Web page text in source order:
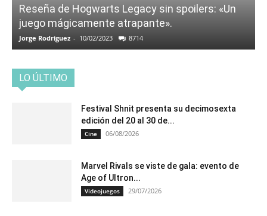
Reseña de Hogwarts Legacy sin spoilers: «Un
juego mágicamente atrapante».
Jorge Rodriguez - 10/02/2023 8714
LO ÚLTIMO
Festival Shnit presenta su decimosexta
edición del 20 al 30 de...
Cine 06/08/2026
Marvel Rivals se viste de gala: evento de
Age of Ultron...
Videojuegos 29/07/2026